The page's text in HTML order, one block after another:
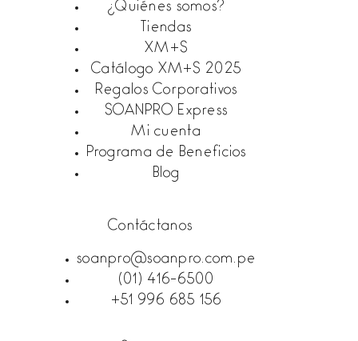
¿Quiénes somos?
Tiendas
XM+S
Catálogo XM+S 2025
Regalos Corporativos
SOANPRO Express
Mi cuenta
Programa de Beneficios
Blog
Contáctanos
soanpro@soanpro.com.pe
(01) 416-6500
+51 996 685 156